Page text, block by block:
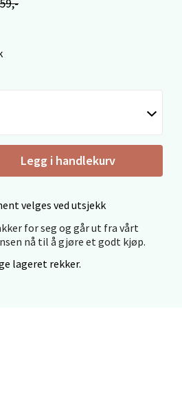
Legg i handlekurv
velges ved utsjekk
for seg og går ut fra vårt
nå til å gjøre et godt kjøp.
lageret rekker.